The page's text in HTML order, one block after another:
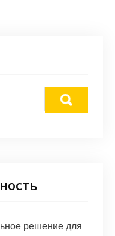
решение для